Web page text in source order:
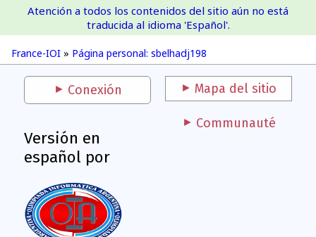
France-IOI
France-IOI » Página personal: sbelhadj198
Atención a todos los contenidos del sitio aún no está
traducida al idioma 'Español'.
Conexión Mapa del sitio
Versión en
español por
Communauté